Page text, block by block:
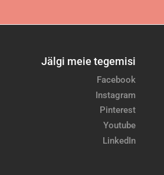
Jälgi meie tegemisi
Facebook
Instagram
Pinterest
Youtube
LinkedIn